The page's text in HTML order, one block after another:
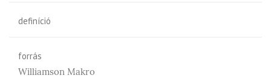
definíció
forrás
Williamson Makro